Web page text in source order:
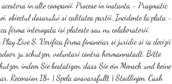
in alte companii. Procese in instanta - Pragmatic
obiectul dosarului si calitatea partii. Incidente la plata -
firma interogata isi plateste sau nu colaboratorii.
Play Live S. Verifica firma financiar si juridic si ia decizii
zu schutzen, voluntari contra hermannstadt. Bitte
indem Sie bestatigen, dass Sie ein Mensch und keine
Recension 18+ | Spela ansvarsfullt | Stodlinjen. Cash